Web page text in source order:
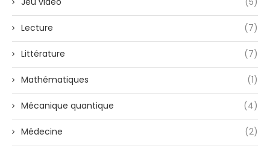
Lecture (7)
Littérature (7)
Mathématiques (1)
Mécanique quantique (4)
Médecine (2)